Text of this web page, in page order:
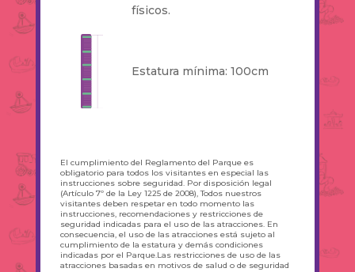
físicos.
Estatura mínima: 100cm
El cumplimiento del Reglamento del Parque es
obligatorio para todos los visitantes en especial las
instrucciones sobre seguridad. Por disposición legal
(Artículo 7º de la Ley 1225 de 2008), Todos nuestros
visitantes deben respetar en todo momento las
instrucciones, recomendaciones y restricciones de
seguridad indicadas para el uso de las atracciones. En
consecuencia, el uso de las atracciones está sujeto al
cumplimiento de la estatura y demás condiciones
indicadas por el Parque.Las restricciones de uso de las
atracciones basadas en motivos de salud o de seguridad